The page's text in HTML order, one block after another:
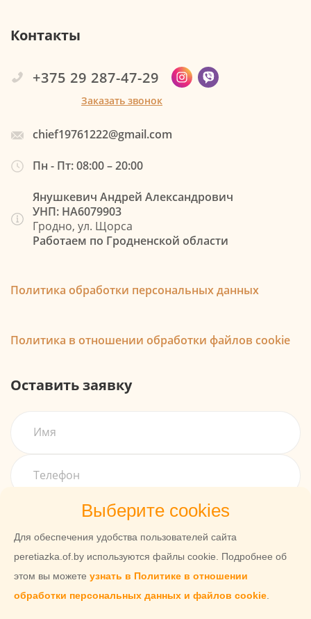
Выберите cookies
Для обеспечения удобства пользователей сайта
peretiazka.of.by используются файлы cookie. Подробнее об
этом вы можете узнать в Политике в отношении
обработки персональных данных и файлов cookie
Оставить заявку
Контакты
+375 29 287-47-29
Заказать звонок
chief19761222@gmail.com
Пн - Пт: 08:00 – 20:00
Янушкевич Андрей Александрович
УНП: НА6079903
Гродно, ул. Щорса
Работаем по Гродненской области
Политика обработки персональных данных
Политика в отношении обработки файлов cookie